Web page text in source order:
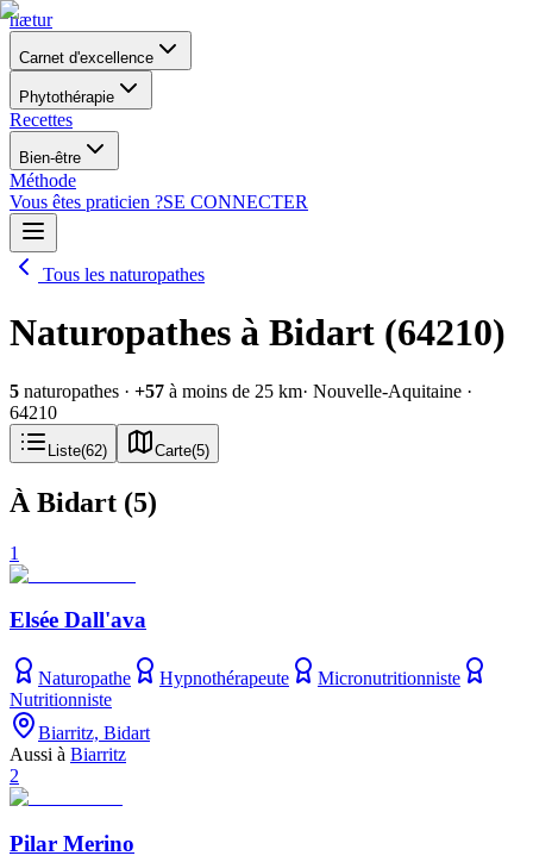
nætur
Carnet d'excellence
Phytothérapie
Recettes
Bien-être
Méthode
Vous êtes praticien ?SE CONNECTER
Tous les naturopathes
Naturopathes à Bidart (64210)
5 naturopathes · +57 à moins de 25 km· Nouvelle-Aquitaine ·
64210
Liste(62) Carte(5)
À Bidart (5)
1
Elsée Dall'ava
Naturopathe Hypnothérapeute
Micronutritionniste
Nutritionniste
Biarritz, Bidart
Aussi à Biarritz
2
Pilar Merino